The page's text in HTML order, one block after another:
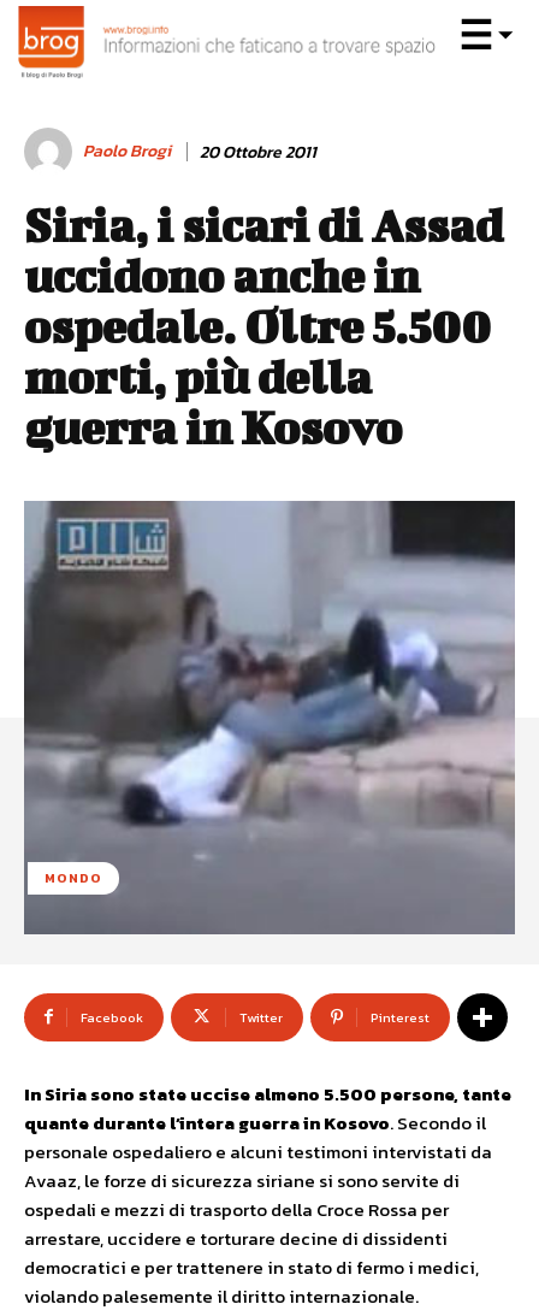
Paolo Brogi 20 Ottobre 2011
Siria, i sicari di Assad
uccidono anche in
ospedale. Oltre 5.500
morti, più della
guerra in Kosovo
MONDO
Facebook Twitter Pinterest
In Siria sono state uccise almeno 5.500 persone, tante
quante durante l’intera guerra in Kosovo. Secondo il
personale ospedaliero e alcuni testimoni intervistati da
Avaaz, le forze di sicurezza siriane si sono servite di
ospedali e mezzi di trasporto della Croce Rossa per
arrestare, uccidere e torturare decine di dissidenti
democratici e per trattenere in stato di fermo i medici,
violando palesemente il diritto internazionale.